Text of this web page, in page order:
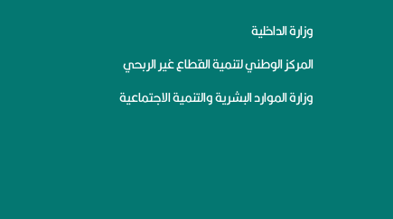
وزارة الداخلية
المركز الوطني لتنمية القطاع غير الربحي
وزارة الموارد البشرية والتنمية الاجتماعية